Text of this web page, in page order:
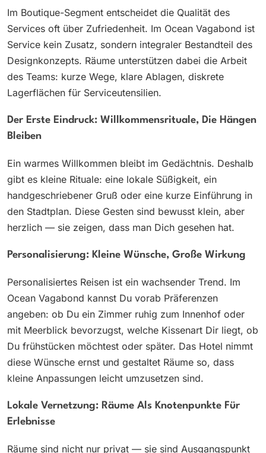
Im Boutique-Segment entscheidet die Qualität des
Services oft über Zufriedenheit. Im Ocean Vagabond ist
Service kein Zusatz, sondern integraler Bestandteil des
Designkonzepts. Räume unterstützen dabei die Arbeit
des Teams: kurze Wege, klare Ablagen, diskrete
Lagerflächen für Serviceutensilien.
Der Erste Eindruck: Willkommensrituale, Die Hängen
Bleiben
Ein warmes Willkommen bleibt im Gedächtnis. Deshalb
gibt es kleine Rituale: eine lokale Süßigkeit, ein
handgeschriebener Gruß oder eine kurze Einführung in
den Stadtplan. Diese Gesten sind bewusst klein, aber
herzlich — sie zeigen, dass man Dich gesehen hat.
Personalisierung: Kleine Wünsche, Große Wirkung
Personalisiertes Reisen ist ein wachsender Trend. Im
Ocean Vagabond kannst Du vorab Präferenzen
angeben: ob Du ein Zimmer ruhig zum Innenhof oder
mit Meerblick bevorzugst, welche Kissenart Dir liegt, ob
Du frühstücken möchtest oder später. Das Hotel nimmt
diese Wünsche ernst und gestaltet Räume so, dass
kleine Anpassungen leicht umzusetzen sind.
Lokale Vernetzung: Räume Als Knotenpunkte Für
Erlebnisse
Räume sind nicht nur privat — sie sind Ausgangspunkt